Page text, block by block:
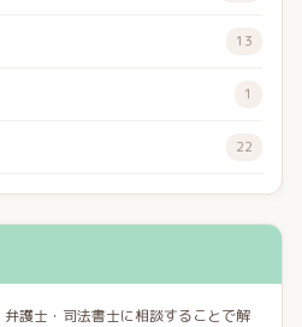
13
1
22
護士・司法書士に相談することで解